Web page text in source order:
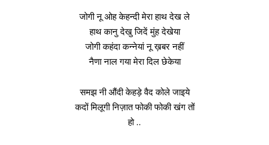
जोगी नू ओह केहन्दी मेरा हाथ देख ले
हाथ कानु देखु जिदें मुंह देखेया
जोगी कहंदा कन्नेयां नू ख़बर नहीं
नैणा नाल गया मेरा दिल छेकेया
समझ नी औंदी केहड़े वैद कोले जाइये
कदों मिलूगी निज़ात फोकी फोकी खंग तों
हो ..